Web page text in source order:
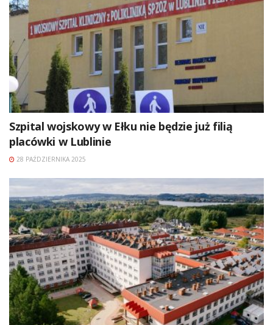
Szpital wojskowy w Ełku nie będzie już filią
placówki w Lublinie
28 PAŹDZIERNIKA 2025